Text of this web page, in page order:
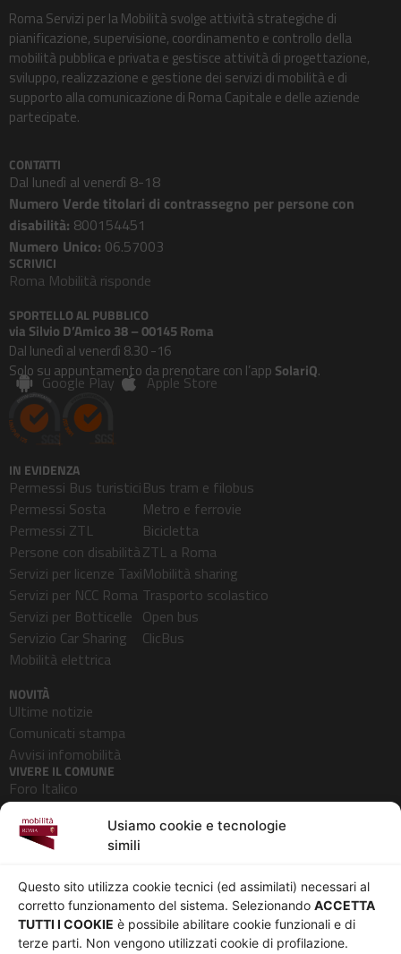
Usiamo cookie e tecnologie
simili
Questo sito utilizza cookie tecnici (ed assimilati) necessari al
corretto funzionamento del sistema. Selezionando ACCETTA
TUTTI I COOKIE è possibile abilitare cookie funzionali e di
terze parti. Non vengono utilizzati cookie di profilazione.
Roma Servizi per la Mobilità svolge attività strategiche di
pianificazione, supervisione, coordinamento e controllo della
mobilità pubblica e privata e gestisce attività di progettazione,
sviluppo, realizzazione e gestione dei servizi di mobilità e di
supporto alla comunicazione di Roma Capitale e delle aziende
partecipate.
CONTATTI
Dal lunedì al venerdì 8-18
Numero Verde titolari di contrassegno per persone con
disabilità: 800154451
Numero Unico: 06.57003
SCRIVICI
Roma Mobilità risponde
SPORTELLO AL PUBBLICO
via Silvio D’Amico 38 – 00145 Roma
Dal lunedì al venerdì 8.30 -16
Solo su appuntamento da prenotare con l’app SolariQ.
Google Play Apple Store
IN EVIDENZA
Permessi Bus turistici
Permessi Sosta
Permessi ZTL
Persone con disabilità
Servizi per licenze Taxi
Servizi per NCC Roma
Servizi per Botticelle
Servizio Car Sharing
Mobilità elettrica
Bus tram e filobus
Metro e ferrovie
Bicicletta
ZTL a Roma
Mobilità sharing
Trasporto scolastico
Open bus
ClicBus
NOVITÀ
Ultime notizie
Comunicati stampa
Avvisi infomobilità
VIVERE IL COMUNE
Foro Italico
Pedonalizzazioni
Aeroporti
Chi siamo
Governance
Whistleblowing
Co-Marketing
Privacy
Parità di genere
Amministrazione
trasparente